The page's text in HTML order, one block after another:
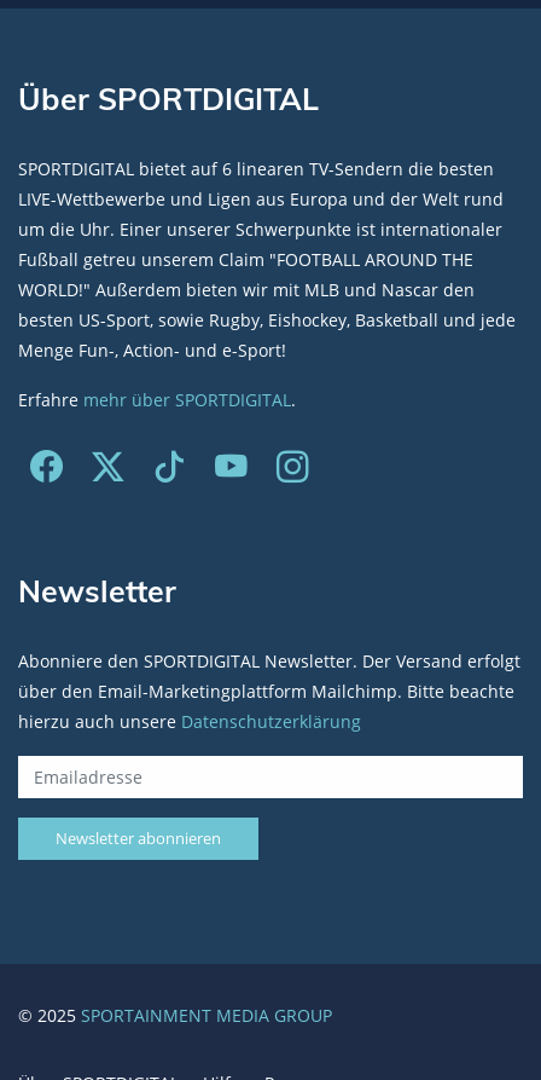
Über SPORTDIGITAL
SPORTDIGITAL bietet auf 6 linearen TV-Sendern die besten
LIVE-Wettbewerbe und Ligen aus Europa und der Welt rund
um die Uhr. Einer unserer Schwerpunkte ist internationaler
Fußball getreu unserem Claim "FOOTBALL AROUND THE
WORLD!" Außerdem bieten wir mit MLB und Nascar den
besten US-Sport, sowie Rugby, Eishockey, Basketball und jede
Menge Fun-, Action- und e-Sport!
Erfahre mehr über SPORTDIGITAL.
Newsletter
Abonniere den SPORTDIGITAL Newsletter. Der Versand erfolgt
über den Email-Marketingplattform Mailchimp. Bitte beachte
hierzu auch unsere Datenschutzerklärung
© 2025 SPORTAINMENT MEDIA GROUP